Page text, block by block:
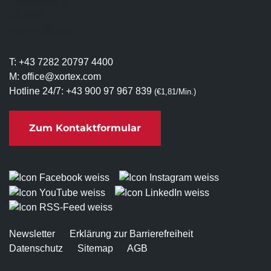
        'marketing': '0'
     },
     'cookiePolicy' : 'declined',
übermittelt werden, wenn marketing-Cookies
zugestimmt wurde:
    'consentLevels' : {
        'essential': '1',
T: +43 7282 20797 4400
M: office@xortex.com
Hotline 24/7: +43 900 97 967 839 (€1,81/Min.)
Zum Kontaktformular
Newsletter
Erklärung zur Barrierefreiheit
Datenschutz
Sitemap AGB